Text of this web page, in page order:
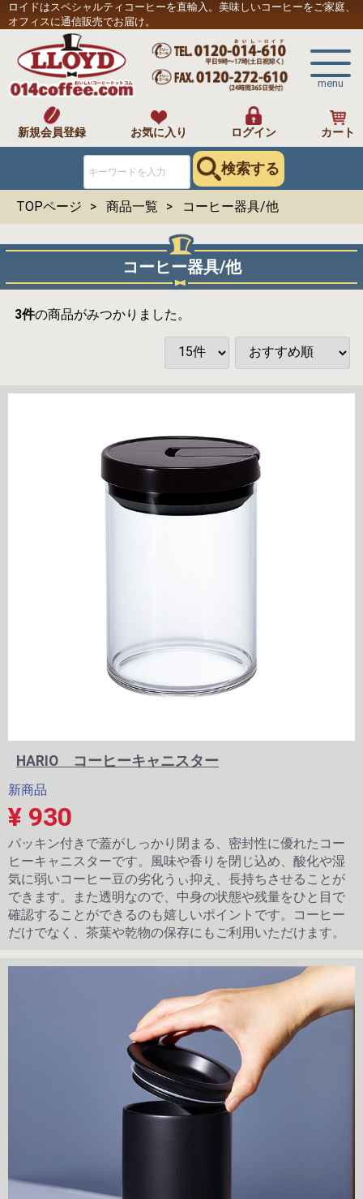
ロイドはスペシャルティコーヒーを直輸入。美味しいコーヒーをご家庭、
オフィスに通信販売でお届け。
menu
新規会員登録 お気に入り ログイン カート
検索する
TOPページ 商品一覧 コーヒー器具/他
コーヒー器具/他
3件の商品がみつかりました。
HARIO コーヒーキャニスター
新商品
¥ 930
パッキン付きで蓋がしっかり閉まる、密封性に優れたコー
ヒーキャニスターです。風味や香りを閉じ込め、酸化や湿
気に弱いコーヒー豆の劣化うぃ抑え、長持ちさせることが
できます。また透明なので、中身の状態や残量をひと目で
確認することができるのも嬉しいポイントです。コーヒー
だけでなく、茶葉や乾物の保存にもご利用いただけます。